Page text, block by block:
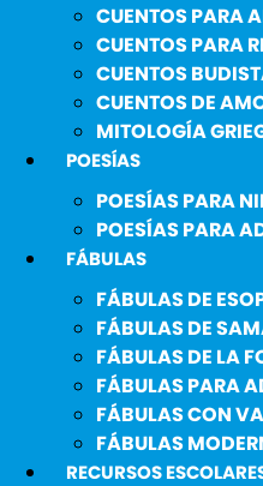
CUENTOS PARA
CUENTOS PARA
CUENTOS
CUENTOS DE
MITOLOGÍA
POESÍAS
POESÍAS PARA
POESÍAS PARA
FÁBULAS
FÁBULAS DE
FÁBULAS DE
FÁBULAS DE LA
FÁBULAS PARA
FÁBULAS CON
FÁBULAS
RECURSOS